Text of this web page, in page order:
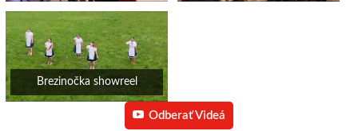
Odberať Videá
Brezinočka showreel